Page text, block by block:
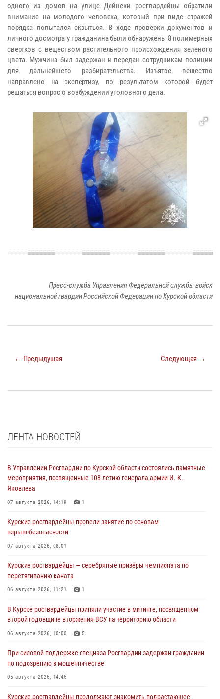
одного из домов на улице Дейнеки росгвардейцы обратили
внимание на молодого человека, который при виде стражей
порядка попытался скрыться. В ходе проверки документов и
личного досмотра у гражданина были обнаружены 8 полимерных
свертков с веществом растительного происхождения зеленого
цвета. Мужчина был задержан и передан сотрудникам полиции
для дальнейшего разбирательства. Изъятое вещество
направлено на экспертизу, по результатом которой будет
решаться вопрос о возбуждении уголовного дела.
Пресс-служба Управления Федеральной службы войск
национальной гвардии Российской Федерации по Курской области
← Предыдущая Следующая →
ЛЕНТА НОВОСТЕЙ
В Управлении Росгвардии по Курской области состоялись памятные
мероприятия, посвященные 108-летию генерала армии И. К.
Яковлева
07 августа 2026, 14:19 1
Курские росгвардейцы провели занятие по основам
взрывобезопасности
07 августа 2026, 08:01
Курские росгвардейцы — серебряные призёры чемпионата по
перетягиванию каната
06 августа 2026, 11:21 1
В Курске росгвардейцы приняли участие в митинге, посвященном
второй годовщине вторжения ВСУ на территорию области
06 августа 2026, 10:00 5
При силовой поддержке спецназа Росгвардии задержан гражданин
по подозрению в мошенничестве
05 августа 2026, 14:46
Курские росгвардейцы продолжают знакомить подрастающее